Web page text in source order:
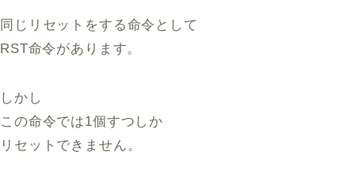
同じリセットをする命令として
RST命令があります。
しかし
この命令では1個すつしか
リセットできません。